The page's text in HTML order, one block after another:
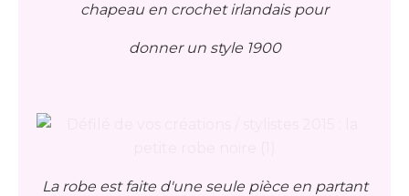
chapeau en crochet irlandais pour
donner un style 1900
La robe est faite d'une seule pièce en partant